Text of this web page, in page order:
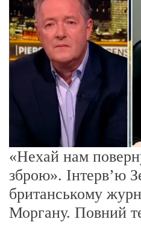
«Нехай нам
зброю». Інтерв’ю
британському
Моргану. Повний